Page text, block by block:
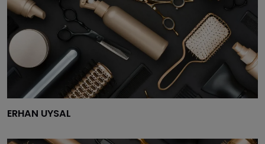
ERHAN UYSAL